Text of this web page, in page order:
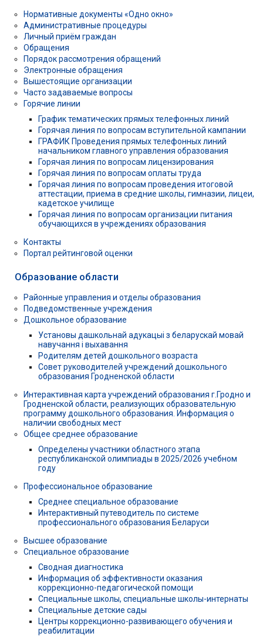
Нормативные документы «Одно окно»
Административные процедуры
Личный приём граждан
Обращения
Порядок рассмотрения обращений
Электронные обращения
Вышестоящие организации
Часто задаваемые вопросы
Горячие линии
График тематических прямых телефонных линий
Горячая линия по вопросам вступительной кампании
ГРАФИК Проведения прямых телефонных линий
начальником главного управления образования
Горячая линия по вопросам лицензирования
Горячая линия по вопросам оплаты труда
Горячая линия по вопросам проведения итоговой
аттестации, приема в средние школы, гимназии, лицеи,
кадетское училище
Горячая линия по вопросам организации питания
обучающихся в учреждениях образования
Контакты
Портал рейтинговой оценки
Образование области
Районные управления и отделы образования
Подведомственные учреждения
Дошкольное образование
Установы дашкольнай адукацыі з беларускай мовай
навучання і выхавання
Родителям детей дошкольного возраста
Совет руководителей учреждений дошкольного
образования Гродненской области
Интерактивная карта учреждений образования г.Гродно и
Гродненской области, реализующих образовательную
программу дошкольного образования. Информация о
наличии свободных мест
Общее среднее образование
Определены участники областного этапа
республиканской олимпиады в 2025/2026 учебном
году
Профессиональное образование
Среднее специальное образование
Интерактивный путеводитель по системе
профессионального образования Беларуси
Высшее образование
Специальное образование
Сводная диагностика
Информация об эффективности оказания
коррекционно-педагогической помощи
Специальные школы, специальные школы-интернаты
Специальные детские сады
Центры коррекционно-развивающего обучения и
реабилитации